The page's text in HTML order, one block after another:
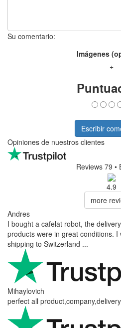
Su comentario:
Imágenes
+
Escribir
Opiniones de nuestros clientes
Reviews 79 •
4.9
more
Andres
I bought a cafelat robot, the
products were in great conditions.
shipping to Switzerland ...
Mihaylovich
perfect all